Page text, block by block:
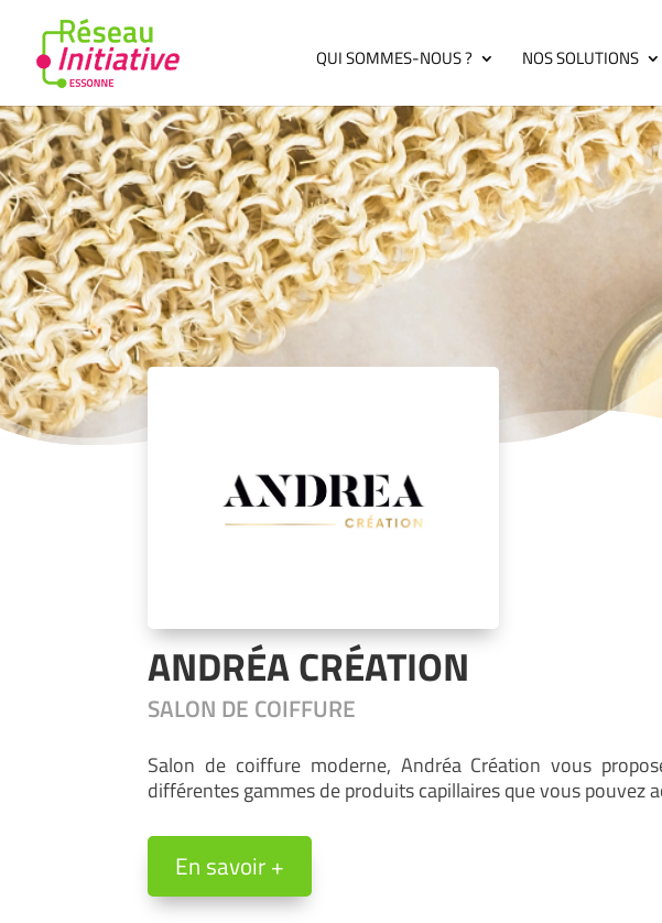
QUI SOMMES-NOUS ? NOS SOLUTIONS
ANDRÉA CRÉATION
SALON DE COIFFURE
Salon de coiffure moderne, Andréa Création vous
différentes gammes de produits capillaires que vous pouvez
En savoir +